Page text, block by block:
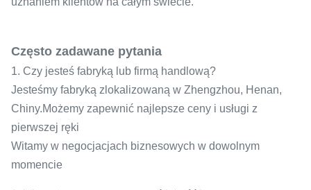
Często zadawane pytania
1. Czy jesteś fabryką lub firmą handlową?
Jesteśmy fabryką zlokalizowaną w Zhengzhou, Henan,
Chiny.Możemy zapewnić najlepsze ceny i usługi z
pierwszej ręki
Witamy w negocjacjach biznesowych w dowolnym
momencie